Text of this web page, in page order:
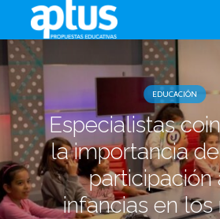
EDUCACIÓN
Especialistas
la importancia
participación
infancias en